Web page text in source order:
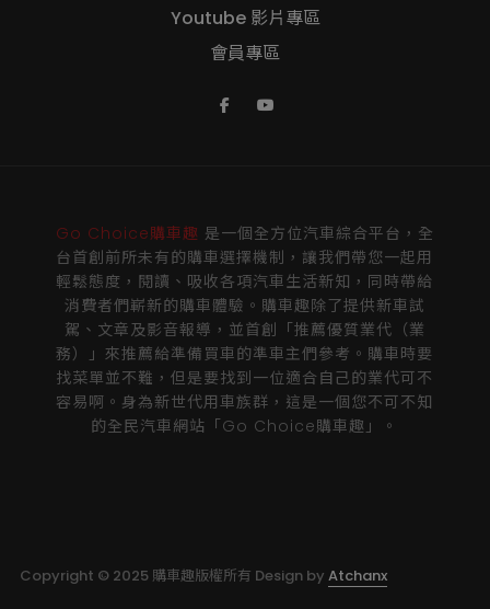
Youtube 影片專區
會員專區
Go Choice購車趣 是一個全方位汽車綜合平台，全
台首創前所未有的購車選擇機制，讓我們帶您一起用
輕鬆態度，閱讀、吸收各項汽車生活新知，同時帶給
消費者們嶄新的購車體驗。購車趣除了提供新車試
駕、文章及影音報導，並首創「推薦優質業代（業
務）」來推薦給準備買車的準車主們參考。購車時要
找菜單並不難，但是要找到一位適合自己的業代可不
容易啊。身為新世代用車族群，這是一個您不可不知
的全民汽車網站「Go Choice購車趣」。
Copyright © 2025 購車趣版權所有 Design by Atchanx